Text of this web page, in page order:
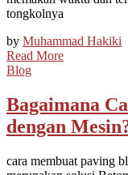
tongkolnya
by Muhammad Hakiki
Read More
Blog
Bagaimana
dengan
cara membuat paving